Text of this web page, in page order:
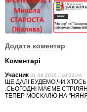
Додати коментар
Коментарі
Учасник 31.08.2016 / 10:32:44
ЩЕ ДАЛІ БУДЕМО,ЧИ
.СЬОГОДНІ МАЄМЕ
ТЕПЕР МОСКАЛЮ НА